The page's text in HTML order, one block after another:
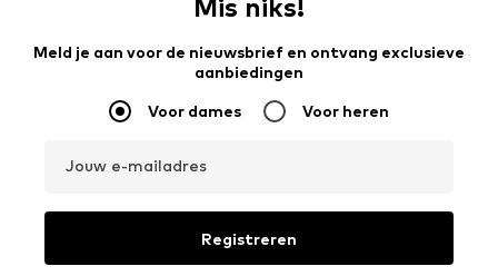
Mis niks!
Meld je aan voor de nieuwsbrief en ontvang exclusieve
aanbiedingen
Voor dames Voor heren
Jouw e-mailadres
Registreren